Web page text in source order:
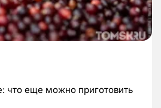
что еще можно приготовить